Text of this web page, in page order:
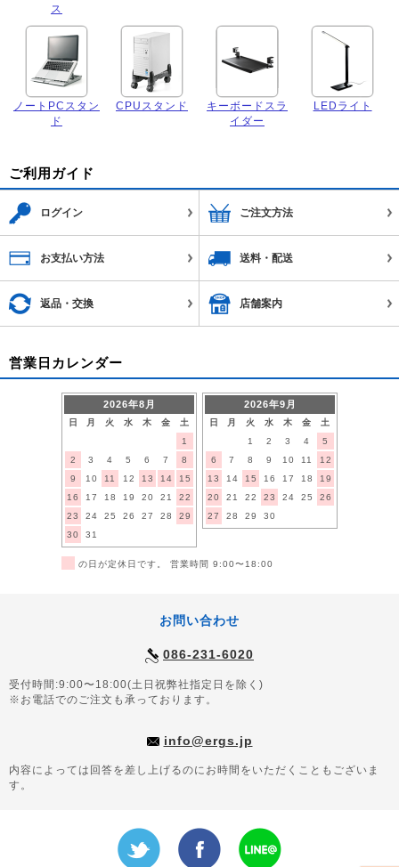
ス
ノートPCスタン
ド
CPUスタンド
キーボードスラ
イダー
LEDライト
ご利用ガイド
ログイン ご注文方法
お支払い方法 送料・配送
返品・交換 店舗案内
営業日カレンダー
2026年8月
日 月 火 水 木 金
土
1
2
3 4 5 6 7
8
9
10 11 12 13 14
15
16
17 18 19 20 21
22
23
24 25 26 27 28
29
30
31
2026年9月
日 月 火 水 木 金
土
1
2 3 4
5
6
7 8 9 10 11
12
13
14 15 16 17 18
19
20
21 22 23 24 25
26
27
28 29 30
の日が定休日です。 営業時間 9:00〜18:00
お問い合わせ
086-231-6020
受付時間:9:00〜18:00(土日祝弊社指定日を除く)
※お電話でのご注文も承っております。
info@ergs.jp
内容によっては回答を差し上げるのにお時間をいただくこともございま
す。